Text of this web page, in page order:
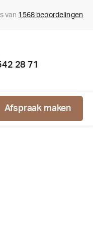
van 1568 beoordelingen
28 71
Afspraak maken